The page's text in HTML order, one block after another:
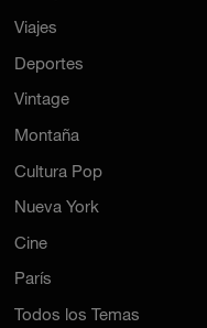
Viajes
Deportes
Vintage
Montaña
Cultura Pop
Nueva York
Cine
París
Todos los Temas